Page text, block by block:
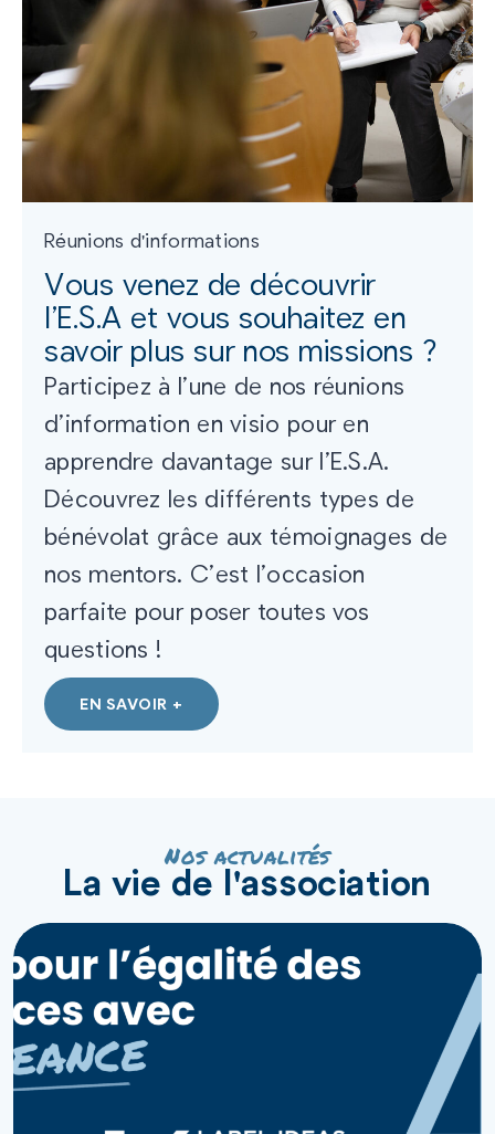
Réunions d'informations
Vous venez de découvrir
l’E.S.A et vous souhaitez en
savoir plus sur nos missions ?
Participez à l’une de nos réunions
d’information en visio pour en
apprendre davantage sur l’E.S.A.
Découvrez les différents types de
bénévolat grâce aux témoignages de
nos mentors. C’est l’occasion
parfaite pour poser toutes vos
questions !
EN SAVOIR +
Nos actualités
La vie de l'association